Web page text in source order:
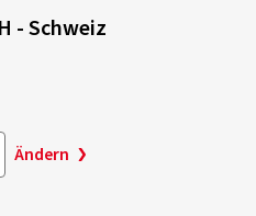
- Schweiz
Ändern